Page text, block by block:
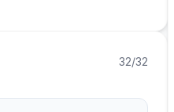
32/32